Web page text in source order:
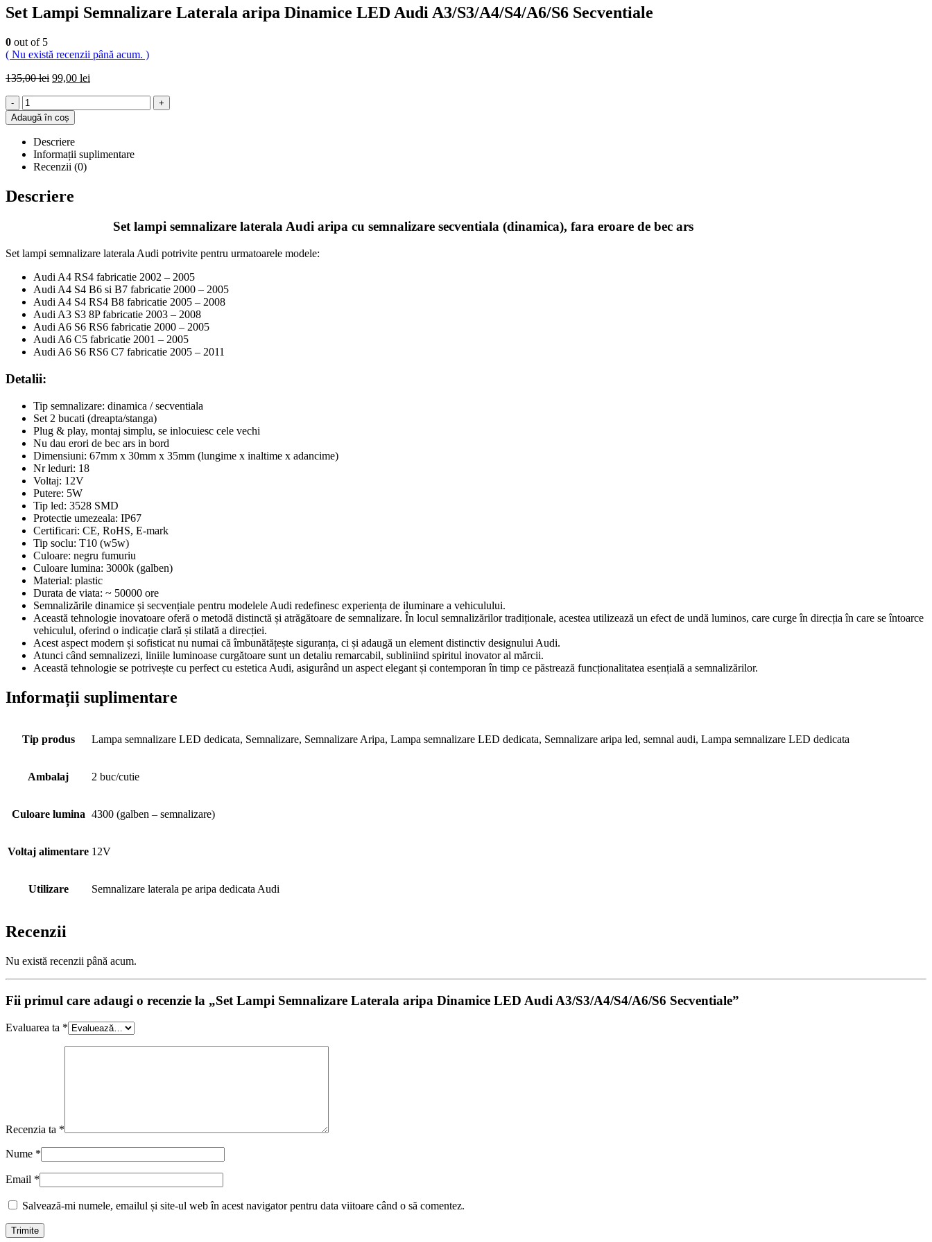
Set Lampi Semnalizare Laterala aripa Dinamice LED Audi A3/S3/A4/S4/A6/S6 Secventiale
0 out of 5
( Nu există recenzii până acum. )
135,00lei 99,00 lei
-
+
Adaugă în coș
Descriere
Informații suplimentare
Recenzii (0)
Descriere
Set lampi semnalizare laterala Audi aripa cu semnalizare secventiala (dinamica), fara eroare de bec ars
Set lampi semnalizare laterala Audi potrivite pentru urmatoarele modele:
Audi A4 RS4 fabricatie 2002 – 2005
Audi A4 S4 B6 si B7 fabricatie 2000 – 2005
Audi A4 S4 RS4 B8 fabricatie 2005 – 2008
Audi A3 S3 8P fabricatie 2003 – 2008
Audi A6 S6 RS6 fabricatie 2000 – 2005
Audi A6 C5 fabricatie 2001 – 2005
Audi A6 S6 RS6 C7 fabricatie 2005 – 2011
Detalii:
Tip semnalizare: dinamica / secventiala
Set 2 bucati (dreapta/stanga)
Plug & play, montaj simplu, se inlocuiesc cele vechi
Nu dau erori de bec ars in bord
Dimensiuni: 67mm x 30mm x 35mm (lungime x inaltime x adancime)
Nr leduri: 18
Voltaj: 12V
Putere: 5W
Tip led: 3528 SMD
Protectie umezeala: IP67
Certificari: CE, RoHS, E-mark
Tip soclu: T10 (w5w)
Culoare: negru fumuriu
Culoare lumina: 3000k (galben)
Material: plastic
Durata de viata: ~ 50000 ore
Semnalizările dinamice și secvențiale pentru modelele Audi redefinesc experiența de iluminare a vehiculului.
Această tehnologie inovatoare oferă o metodă distinctă și atrăgătoare de semnalizare. În locul semnalizărilor tradiționale, acestea utilizează un efect de undă luminos, care curge în direcția în care se întoarce
vehiculul, oferind o indicație clară și stilată a direcției.
Acest aspect modern și sofisticat nu numai că îmbunătățește siguranța, ci și adaugă un element distinctiv designului Audi.
Atunci când semnalizezi, liniile luminoase curgătoare sunt un detaliu remarcabil, subliniind spiritul inovator al mărcii.
Această tehnologie se potrivește cu perfect cu estetica Audi, asigurând un aspect elegant și contemporan în timp ce păstrează funcționalitatea esențială a semnalizărilor.
Informații suplimentare
Tip produs Lampa semnalizare LED dedicata, Semnalizare, Semnalizare Aripa, Lampa semnalizare LED dedicata, Semnalizare aripa led, semnal audi, Lampa semnalizare LED dedicata
Ambalaj 2 buc/cutie
Culoare lumina 4300 (galben – semnalizare)
Voltaj alimentare 12V
Utilizare Semnalizare laterala pe aripa dedicata Audi
Recenzii
Nu există recenzii până acum.
Fii primul care adaugi o recenzie la „Set Lampi Semnalizare Laterala aripa Dinamice LED Audi A3/S3/A4/S4/A6/S6 Secventiale”
Evaluarea ta *
Recenzia ta *
Nume *
Email *
Salvează-mi numele, emailul și site-ul web în acest navigator pentru data viitoare când o să comentez.